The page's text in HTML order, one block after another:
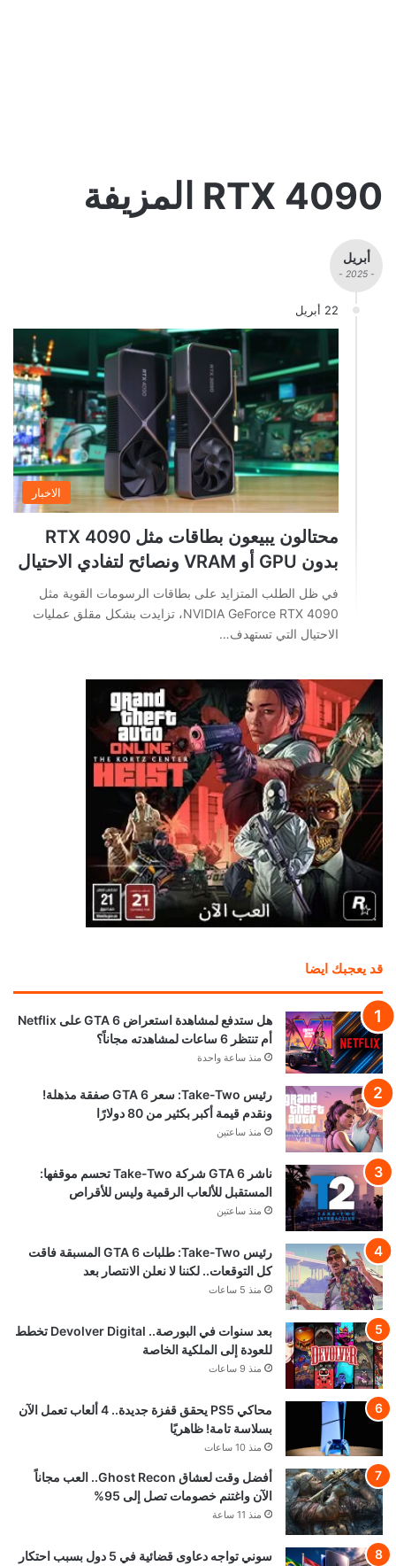
RTX 4090 المزيفة
أبريل
- 2025 -
22 أبريل
الاخبار
محتالون يبيعون بطاقات مثل RTX 4090
بدون GPU أو VRAM ونصائح لتفادي الاحتيال
في ظل الطلب المتزايد على بطاقات الرسومات القوية مثل
NVIDIA GeForce RTX 4090، تزايدت بشكل مقلق عمليات
الاحتيال التي تستهدف…
قد يعجبك ايضا
هل ستدفع لمشاهدة استعراض GTA 6 على Netflix
أم تنتظر 6 ساعات لمشاهدته مجاناً؟
منذ ساعة واحدة
رئيس Take-Two: سعر GTA 6 صفقة مذهلة!
ونقدم قيمة أكبر بكثير من 80 دولارًا
منذ ساعتين
ناشر GTA 6 شركة Take-Two تحسم موقفها:
المستقبل للألعاب الرقمية وليس للأقراص
منذ ساعتين
رئيس Take-Two: طلبات GTA 6 المسبقة فاقت
كل التوقعات.. لكننا لا نعلن الانتصار بعد
منذ 5 ساعات
بعد سنوات في البورصة.. Devolver Digital تخطط
للعودة إلى الملكية الخاصة
منذ 9 ساعات
محاكي PS5 يحقق قفزة جديدة.. 4 ألعاب تعمل الآن
بسلاسة تامة! ظاهريًا
منذ 10 ساعات
أفضل وقت لعشاق Ghost Recon.. العب مجاناً
الآن واغتنم خصومات تصل إلى 95%
منذ 11 ساعة
سوني تواجه دعاوى قضائية في 5 دول بسبب احتكار